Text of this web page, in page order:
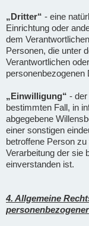
„Dritter“ - eine
Einrichtung oder
dem
Personen, die unter
Verantwortlichen
personenbezogenen
„Einwilligung“ - der
bestimmten Fall, in
abgegebene
einer sonstigen
betroffene Person
Verarbeitung der sie
einverstanden ist.
4. Allgemeine